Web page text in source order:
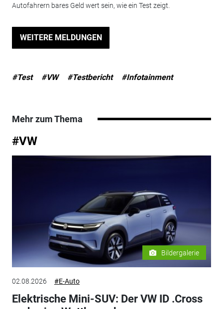
Autofahrern bares Geld wert sein, wie ein Test zeigt.
WEITERE MELDUNGEN
#Test #VW #Testbericht #Infotainment
Mehr zum Thema
#VW
Bildergalerie
02.08.2026 #E-Auto
Elektrische Mini-SUV: Der VW ID .Cross